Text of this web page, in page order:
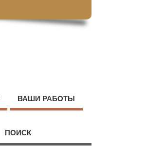
ВАШИ РАБОТЫ
ПОИСК